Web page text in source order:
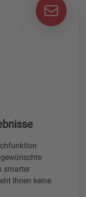
smarter
Ihnen keine